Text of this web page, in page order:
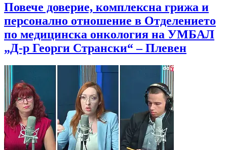
Повече доверие, комплексна грижа и
персонално отношение в Отделението
по медицинска онкология на УМБАЛ
„Д-р Георги Странски“ – Плевен